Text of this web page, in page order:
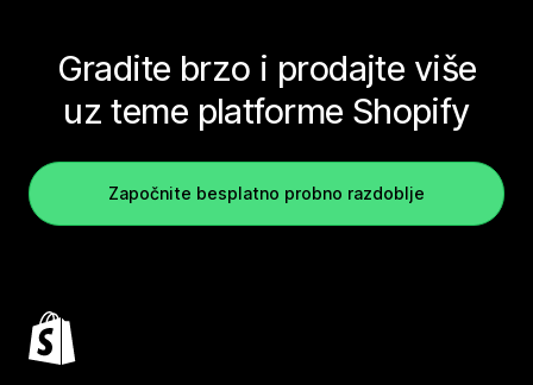
Gradite brzo i prodajte više
uz teme platforme Shopify
Započnite besplatno probno razdoblje